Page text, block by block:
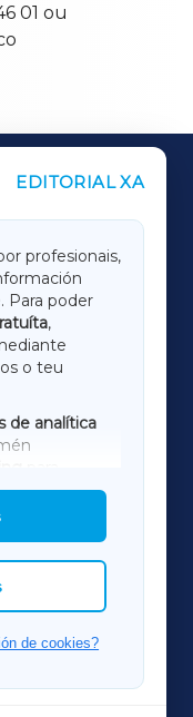
01 ou
EDITORIAL XA
profesionais,
Para poder
,
o teu
de analítica
elección das
de cookies?